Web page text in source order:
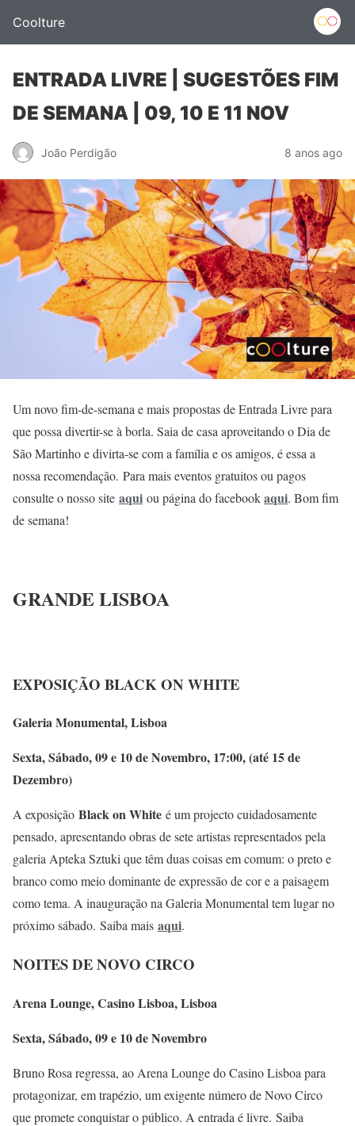
Coolture
ENTRADA LIVRE | SUGESTÕES FIM
DE SEMANA | 09, 10 E 11 NOV
João Perdigão 8 anos ago
Um novo fim-de-semana e mais propostas de Entrada Livre para
que possa divertir-se à borla. Saia de casa aproveitando o Dia de
São Martinho e divirta-se com a família e os amigos, é essa a
nossa recomendação. Para mais eventos gratuitos ou pagos
consulte o nosso site aqui ou página do facebookaqui. Bom fim
de semana!
GRANDE LISBOA
EXPOSIÇÃO BLACK ON WHITE
Galeria Monumental, Lisboa
Sexta, Sábado, 09 e 10 de Novembro, 17:00, (até 15 de
Dezembro)
A exposição Black on White é um projecto cuidadosamente
pensado, apresentando obras de sete artistas representados pela
galeria Apteka Sztuki que têm duas coisas em comum: o preto e
branco como meio dominante de expressão de cor e a paisagem
como tema. A inauguração na Galeria Monumental tem lugar no
próximo sábado. Saiba mais aqui.
NOITES DE NOVO CIRCO
Arena Lounge, Casino Lisboa, Lisboa
Sexta, Sábado, 09 e 10 de Novembro
Bruno Rosa regressa, ao Arena Lounge do Casino Lisboa para
protagonizar, em trapézio, um exigente número de Novo Circo
que promete conquistar o público. A entrada é livre. Saiba